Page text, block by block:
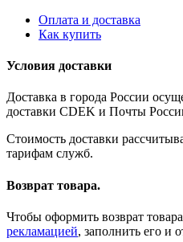
Оплата и доставка
Как купить
Условия доставки
Доставка в города России
доставки CDEK и Почты
Стоимость доставки
тарифам служб.
Возврат товара.
Чтобы оформить возврат
рекламацией, заполнить его и